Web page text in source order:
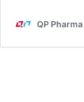
QP Pharma